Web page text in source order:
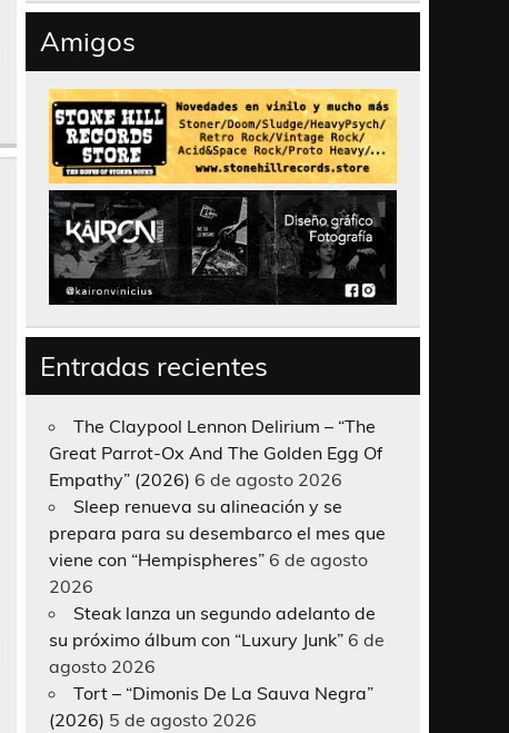
Amigos
Entradas recientes
The Claypool Lennon Delirium – “The
Great Parrot-Ox And The Golden Egg Of
Empathy” (2026) 6 de agosto 2026
Sleep renueva su alineación y se
prepara para su desembarco el mes que
viene con “Hempispheres” 6 de agosto
2026
Steak lanza un segundo adelanto de
su próximo álbum con “Luxury Junk” 6 de
agosto 2026
Tort – “Dimonis De La Sauva Negra”
(2026) 5 de agosto 2026